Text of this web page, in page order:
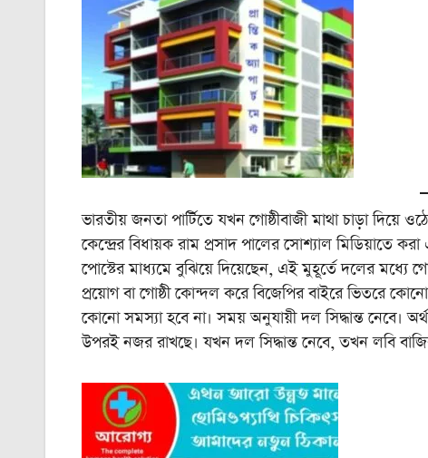
ভারতীয় জনতা পার্টিতে যখন গোষ্ঠীবাজী মাথা চাড়া দিয়ে
কেন্দ্রের বিধায়ক রাম প্রসাদ পালের সোশ্যাল মিডিয়াতে
পোস্টের মাধ্যমে বুঝিয়ে দিয়েছেন, এই মুহূর্তে দলের মধ্যে
প্রয়োগ বা গোষ্ঠী কোন্দল করে বিজেপির বাইরে ভিতরে
কোনো সমস্যা হবে না। সময় অনুযায়ী দল সিদ্ধান্ত নেবে।
উপরই নজর রাখছে। যখন দল সিদ্ধান্ত নেবে, তখন লবি